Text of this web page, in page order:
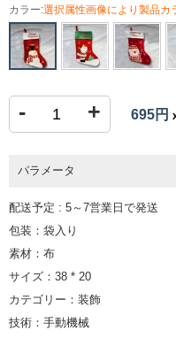
カラー:選択属性画像により製品カ
- + 695円
パラメータ
配送予定 : 5～7営業日で発送
包装：袋入り
素材：布
サイズ：38 * 20
カテゴリー：装飾
技術：手動機械